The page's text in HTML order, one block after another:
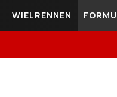
WIELRENNEN